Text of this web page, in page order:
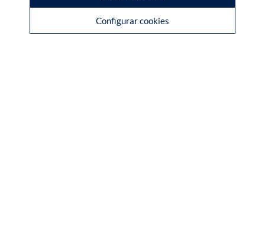
Configurar cookies